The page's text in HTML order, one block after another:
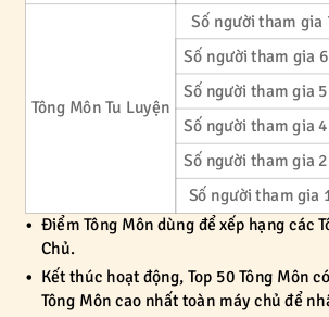
Tông Môn Tu Luyện
Số người tham gia
Số người tham gia
Số người tham gia
Số người tham gia
Số người tham gia
Số người tham gia
Điểm Tông Môn dùng để xếp hạng các
Chủ.
Kết thúc hoạt động, Top 50 Tông Môn
Tông Môn cao nhất toàn máy chủ để